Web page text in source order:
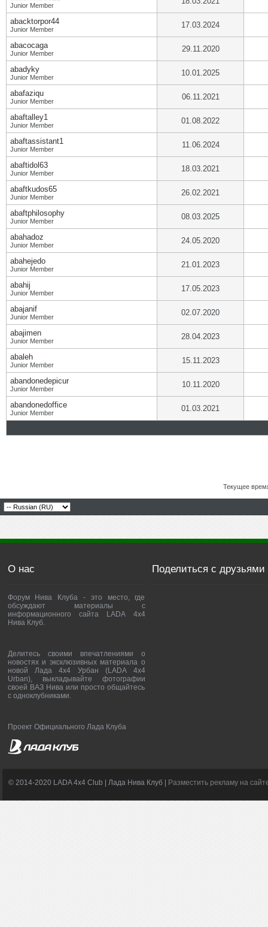
Junior Member
abacktorpor44
Junior Member 17.03.2024
abacocaga
Junior Member 29.11.2020
abadyky
Junior Member 10.01.2025
abafaziqu
Junior Member 06.11.2021
abaftalley1
Junior Member 01.08.2022
abaftassistant1
Junior Member 11.06.2024
abaftidol63
Junior Member 18.03.2021
abaftkudos65
Junior Member 26.02.2021
abaftphilosophy
Junior Member 08.03.2025
abahadoz
Junior Member 24.05.2020
abahejedo
Junior Member 21.01.2023
abahij
Junior Member 17.05.2023
abajanif
Junior Member 02.07.2020
abajimen
Junior Member 28.04.2023
abaleh
Junior Member 15.11.2023
abandonedepicur
Junior Member 10.11.2020
abandonedoffice
Junior Member 01.03.2021
Текущее
О нас
Форум Нива Клуба - это место, где
обсуждают материалы с
информационного сайта LADA 4x4
Нива Клуб.
Делитесь своими впечатлениями о
новостях и эксклюзивных материала о
новой Лада 4х4 Урбан (LADA 4x4
Urban), выкладывайте фотографии
своей ВАЗ Нива или просто общайтесь
с одноклубниками.
Проект Официального Лада Клуба
Поделиться с друзьями
© 2014-2020 LADA 4x4 Club | Лада Нива Клуб | Разместить рекламу на